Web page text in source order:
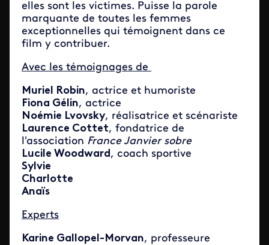
elles sont les victimes. Puisse la parole
marquante de toutes les femmes
exceptionnelles qui témoignent dans ce
film y contribuer.
Avec les témoignages de
Muriel Robin, actrice et humoriste
Fiona Gélin, actrice
Noémie Lvovsky, réalisatrice et scénariste
Laurence Cottet, fondatrice de
l'association France Janvier sobre
Lucile Woodward, coach sportive
Sylvie
Charlotte
Anaïs
Experts
Karine Gallopel-Morvan, professeure